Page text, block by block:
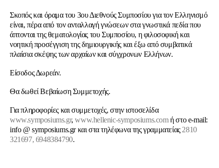
Σκοπός και όραμα του 3ου Διεθνούς Συμποσίου για τον Ελληνισμό
είναι, πέρα από τον ανταλλαγή γνώσεων στα γνωστικά πεδία που
άπτονται της θεματολογίας του Συμποσίου, η φιλοσοφική και
νοητική προσέγγιση της δημιουργικής και έξω από συμβατικά
πλαίσια σκέψης των αρχαίων και σύγχρονων Ελλήνων.
Είσοδος Δωρεάν.
Θα δωθεί Βεβαίωση Συμμετοχής.
Για πληροφορίες και συμμετοχές, στην ιστοσελίδα
www.symposiums.gr,www.hellenic-symposiums.comή στο e-mail:
info @ symposiums.gr και στα τηλέφωνα της γραμματείας 2810
321697, 6948384790.